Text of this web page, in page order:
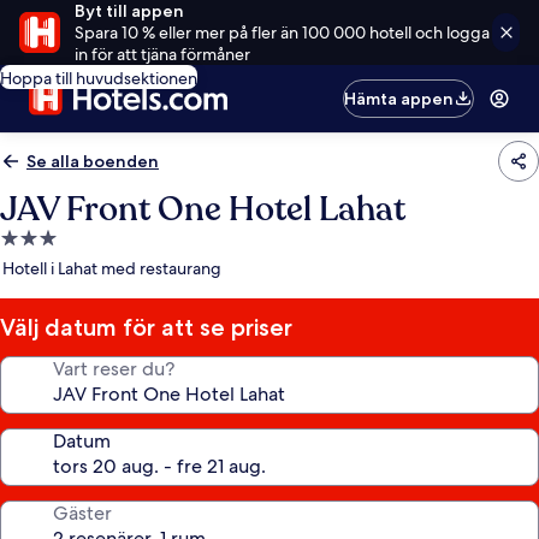
Byt till appen
Spara 10 % eller mer på fler än 100 000 hotell och logga
in för att tjäna förmåner
Hoppa till huvudsektionen
Hämta appen
Se alla boenden
JAV Front One Hotel Lahat
3.0-
stjärnigt
Hotell i Lahat med restaurang
Välj datum för att se priser
Vart reser du?
Datum
Gäster